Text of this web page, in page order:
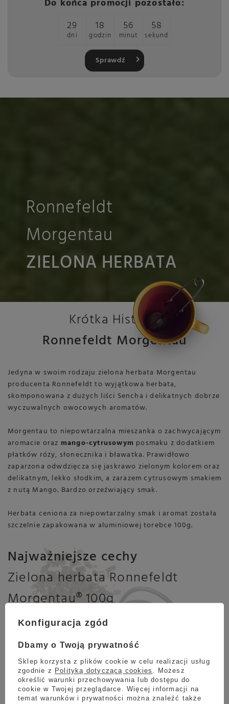
Do końca promocji pozostało:
29
dni
18
godzin
56
minut
58
sekund
Sprawdź
Ronnefeldt
Morgentau
ZIELONA HERBATA
Jedyna w swoim rodzaju zielona herbata Morgentau
producenta Ronnefeldt to wyjątkowa herbata,
skomponowana z dużych liści Sencha i delikatnych dobrze
wyczuwalnych owocowych aromatów.
Morgentau to niepowtarzalna mieszanka o zachwycającym
aromacie oraz mango-cytrusowym posmaku z dodatkiem
płatków róży, słonecznika i bławatka. Prawidłowo
zaparzona odwdzięcza się jaskrawo zielonym kolorem oraz
delikatnym, lekko słodkim, a zarazem cytrusowym smakiem
z nutą Mango. Bardzo orzeźwiający smak.
Herbata ceniona za niepowtarzalny smak i aromat została
szczelnie zapakowana w aluminiowej torebce 100g.
Krótka Historia
Ronnefeldt Morgentau
Najważniejsze cechy
Zielona herbata Ronnefeldt
Morgentau® 100g
Pochodzenie liści
Chiny
Okres zbioru
lato
Opakowanie
100g
Konfiguracja zgód
Dbamy o Twoją prywatność
Sklep korzysta z plików cookie w celu realizacji usług
zgodnie z Polityką dotyczącą cookies
. Możesz
określić warunki przechowywania lub dostępu do
cookie w Twojej przeglądarce. Więcej informacji na
temat warunków i prywatności można znaleźć także